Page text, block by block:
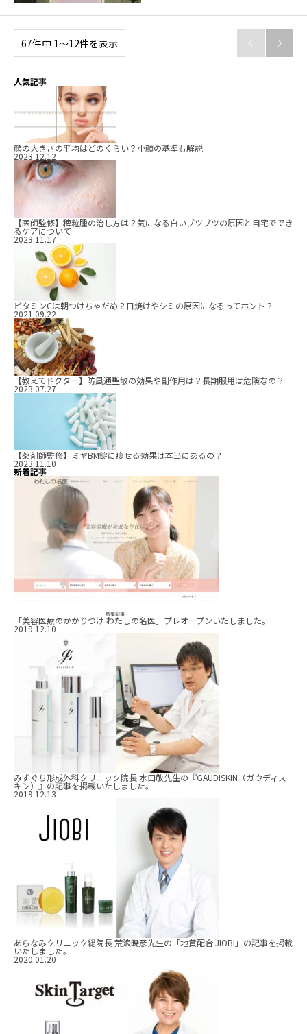
67件中 1〜12件を表示  
人気記事
顔の大きさの平均はどのくらい？小顔の基準も解説
2023.12.12
【医師監修】稗粒腫の治し方は？気になる白いブツブツの原因と自宅ででき
るケアについて
2023.11.17
ビタミンCは朝つけちゃだめ？日焼けやシミの原因になるってホント？
2021.09.22
【教えてドクター】防風通聖散の効果や副作用は？長期服用は危険なの？
2023.07.27
【薬剤師監修】ミヤBM錠に痩せる効果は本当にあるの？
2023.11.10
新着記事
「美容医療のかかりつけ わたしの名医」プレオープンいたしました。
2019.12.10
みずぐち形成外科クリニック院長 水口敬先生の『GAUDISKIN（ガウディス
キン）』の記事を掲載いたしました。
2019.12.13
あらなみクリニック総院長 荒浪暁彦先生の「地黄配合 JIOBI」の記事を掲載
いたしました。
2020.01.20